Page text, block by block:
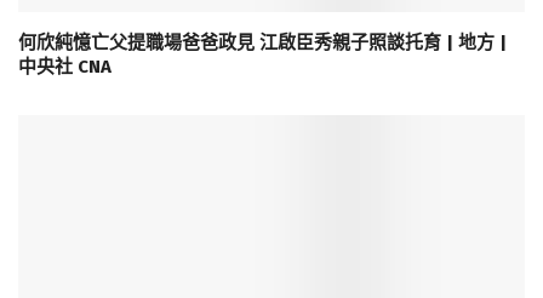
何欣純憶亡父提職場爸爸政見 江啟臣秀親子照談托育 | 地方 |
中央社 CNA